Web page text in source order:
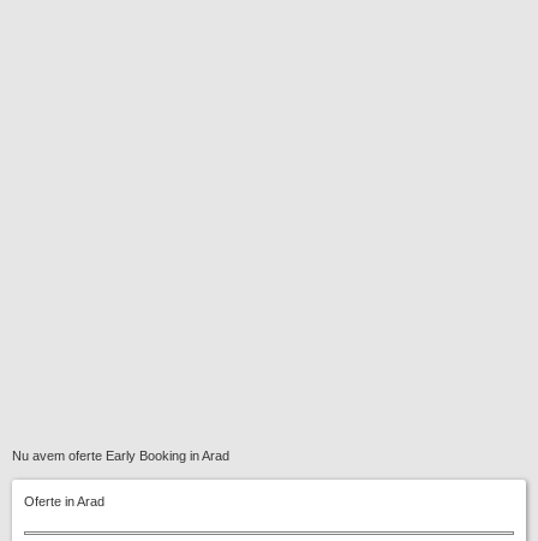
Nu avem oferte Early Booking in Arad
Oferte in Arad